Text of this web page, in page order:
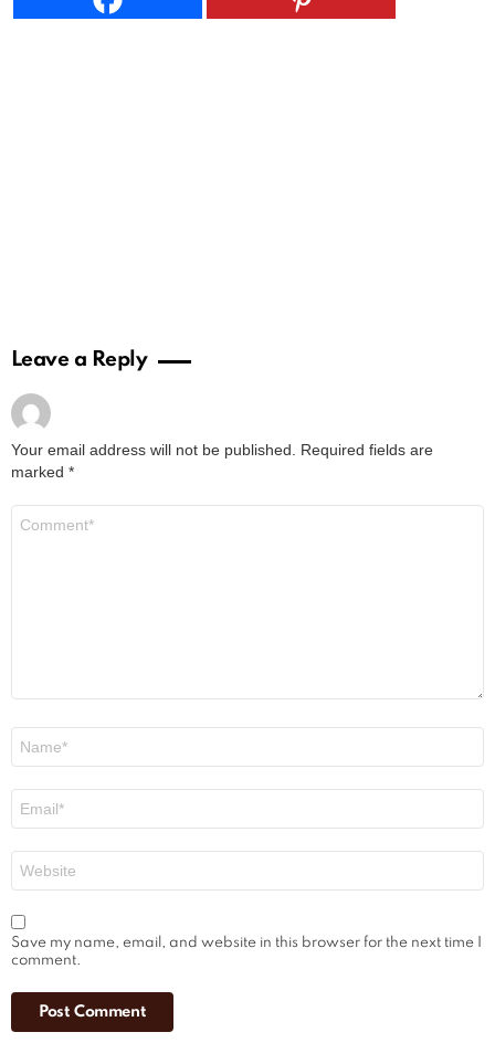
Leave a Reply
Your email address will not be published.
Required fields are
marked *
Save my name, email, and website in this browser for the next time I
comment.